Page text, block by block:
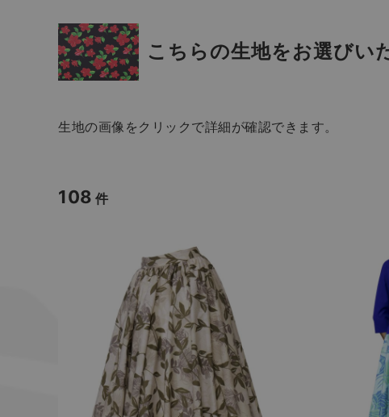
こちらの生地をお選びい
生地の画像をクリックで詳細が確認できます。
108 件